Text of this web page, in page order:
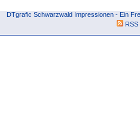
DTgrafic Schwarzwald Impressionen - Ein